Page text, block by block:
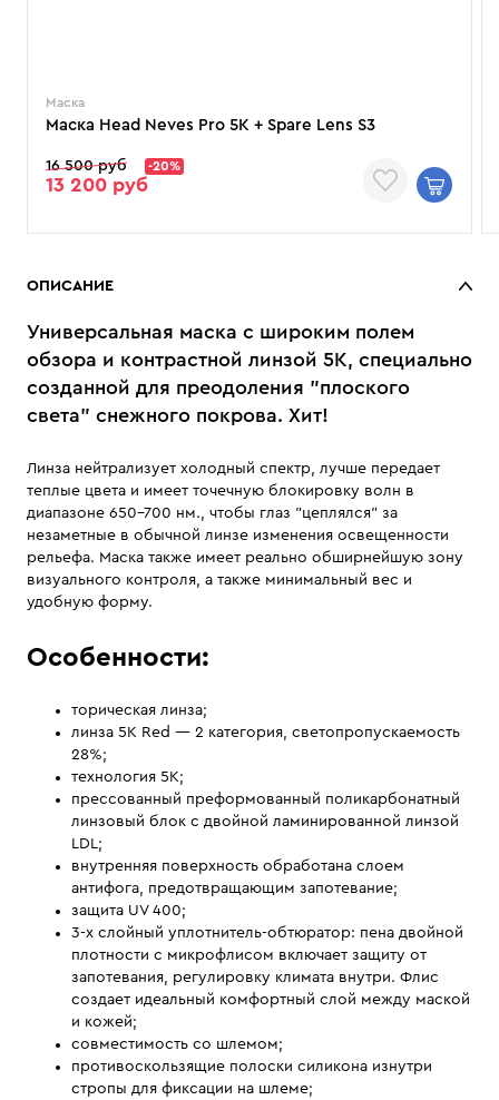
Маска
Маска Head Neves Pro 5K + Spare Lens S3
16 500 руб -20%
13 200 руб
ОПИСАНИЕ
Универсальная маска с широким полем
обзора и контрастной линзой 5K, специально
созданной для преодоления "плоского
света" снежного покрова. Хит!
Линза нейтрализует холодный спектр, лучше передает
теплые цвета и имеет точечную блокировку волн в
диапазоне 650–700 нм., чтобы глаз "цеплялся" за
незаметные в обычной линзе изменения освещенности
рельефа. Маска также имеет реально обширнейшую зону
визуального контроля, а также минимальный вес и
удобную форму.
Особенности:
торическая линза;
линза 5K Red — 2 категория, светопропускаемость
28%;
технология 5K;
прессованный преформованный поликарбонатный
линзовый блок с двойной ламинированной линзой
LDL;
внутренняя поверхность обработана слоем
антифога, предотвращающим запотевание;
защита UV 400;
3-х слойный уплотнитель-обтюратор: пена двойной
плотности с микрофлисом включает защиту от
запотевания, регулировку климата внутри. Флис
создает идеальный комфортный слой между маской
и кожей;
совместимость со шлемом;
противоскользящие полоски силикона изнутри
стропы для фиксации на шлеме;